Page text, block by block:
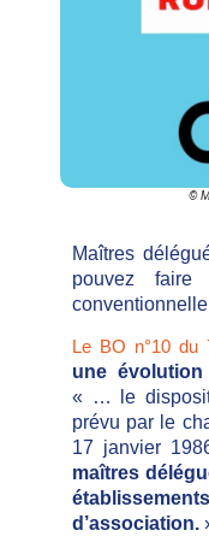
©
Maîtres
pouvez faire
conventionnelle
Le BO n°10 du
une évolution
« … le
prévu par le
17 janvier
maîtres
d’association.